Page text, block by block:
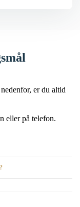
er du altid
eller på telefon.